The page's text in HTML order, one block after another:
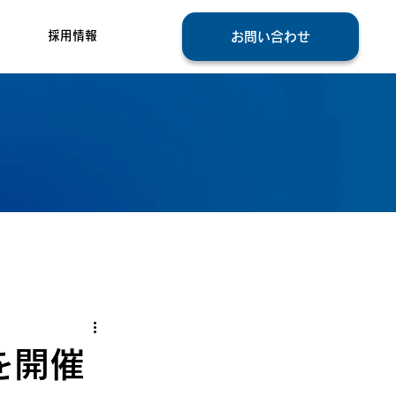
採用情報 お問い合わせ
開催